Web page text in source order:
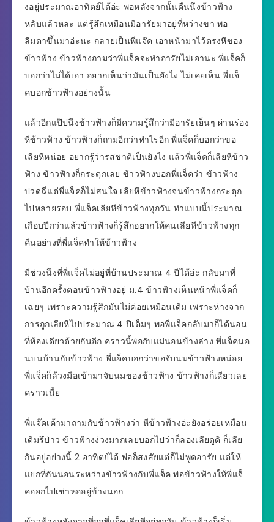
งอยู่ประมาณอาทิตย์ได้อ่ะ พอหลังจากนั้นคืนนึงข้าวฟ้าง
หลับแล้วหละ แต่รู้สึกเหมือนมีอารัยมาอยู่ที่หว่างขา พอ
ลืมตาขึ้นมาอ่ะนะ กลายเป็นพี่แจ๊ค เอาหน้ามาไว้ตรงหีของ
ข้าวฟ้าง ข้าวฟ้างถามว่าพี่แจ็คจะทำอารัยไม่เอานะ พี่แจ็คก็
บอกว่าไม่ได้เอา อยากเห็นว่ามันเป็นยังไง ไม่เคยเห็น พี่แจ็
คบอกข้าวฟ้างอย่างนั้น
แล้วอีกแป๊ปนึงข้าวฟ้างก็มีความรู้สึกว่ามีอารัยเย็นๆ ผ่านร่อง
หีข้าวฟ้าง ข้าวฟ้างก็ถามอีกว่าทำไรอีก พี่แจ็คก็บอกว่าขอ
เลียหีหน่อย อยากรู้ว่ารสชาติเป็นยังไง แล้วพี่แจ็คก็เลียหีข้าว
ฟ้าง ข้าวฟ้างก็กระตุกเลย ข้าวฟ้างบอกพี่แจ็คว่า ข้าวฟ้าง
ปวดฉี่แต่พี่แจ็คก็ไม่สนใจ เลียหีข้าวฟ้างจนข้าวฟ้างกระตุก
ไปหลายรอบ พี่แจ็คเลียหีข้าวฟ้างทุกวัน ทำแบบนี้ประมาณ
เกือบปีกว่าแล้วข้าวฟ้างก็รู้สึกอยากให้คนเลียหีข้าวฟ้างทุก
คืนอย่างที่พี่แจ็คทำให้ข้าวฟ้าง
มีช่วงนึงที่พี่แจ็คไม่อยู่ที่บ้านประมาณ 4 ปีได้อ่ะ กลับมาที่
บ้านอีกครั้งตอนข้าวฟ้างอยู่ ม.4 ข้าวฟ้างเห็นหน้าพี่แจ็คก็
เฉยๆ เพราะความรู้สึกมันไม่ค่อยเหมือนเดิม เพราะห่างจาก
การถูกเลียหีไปประมาณ 4 ปีเต็มๆ พอพี่แจ็คกลับมาก็ได้นอน
ที่ห้องเดียวด้วยกันอีก คราวนี้พ่อกับแม่นอนข้างล่าง พี่แจ็คนอ
นบนบ้านกับข้าวฟ้าง พี่แจ็คบอกว่าขอจับนมข้าวฟ้างหน่อย
พี่แจ็คก็ล้วงมือเข้ามาจับนมของข้าวฟ้าง ข้าวฟ้างก็เสียวเลย
คราวเนี้ย
พี่แจ๊คเค้ามาถามกับข้าวฟ้างว่า หีข้าวฟ้างอ่ะยังอร่อยเหมือน
เดิมรึป่าว ข้าวฟ้างง่วงมากเลยบอกไปว่าก็ลองเลียดูดิ ก็เลีย
กันอยู่อย่างนี้ 2 อาทิตย์ได้ พ่อก็สงสัยแต่ก็ไม่พูดอารัย แต่ให้
แยกที่กันนอนระหว่างข้าวฟ้างกับพี่แจ็ค พ่อข้าวฟ้างให้พี่แจ็
คออกไปเช่าหออยู่ข้างนอก